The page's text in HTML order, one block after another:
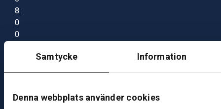
Samtycke Information
Denna webbplats använder cookies
8:
0
0
7:
0